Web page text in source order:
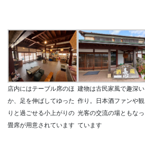
店内にはテーブル席のほ
か、足を伸ばしてゆった
りと過ごせる小上がりの
畳席が用意されています
建物は古民家風で趣深い
作り。日本酒ファンや観
光客の交流の場ともなっ
ています